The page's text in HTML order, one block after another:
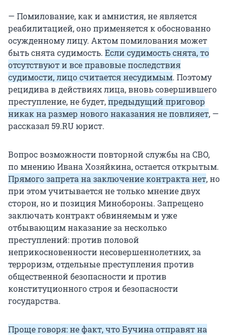
— Помилование, как и амнистия, не является
реабилитацией, оно применяется к обоснованно
осужденному лицу. Актом помилования может
быть снята судимость. Если судимость снята, то
отсутствуют и все правовые последствия
судимости, лицо считается несудимым. Поэтому
рецидива в действиях лица, вновь совершившего
преступление, не будет,предыдущий приговор
никак на размер нового наказания не повлияет, —
рассказал 59.RU юрист.
Вопрос возможности повторной службы на СВО,
по мнению Ивана Хозяйкина, остается открытым.
Прямого запрета на заключение контракта нет, но
при этом учитывается не только мнение двух
сторон, но и позиция Минобороны. Запрещено
заключать контракт обвиняемым и уже
отбывающим наказание за несколько
преступлений: против половой
неприкосновенности несовершеннолетних, за
терроризм, отдельные преступления против
общественной безопасности и против
конституционного строя и безопасности
государства.
Проще говоря: не факт, что Бучина отправят на